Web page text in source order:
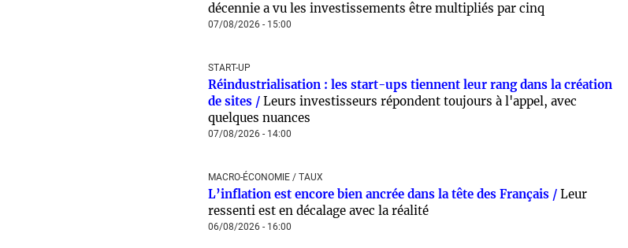
décennie a vu les investissements être multipliés par cinq
07/08/2026 - 15:00
START-UP
Réindustrialisation : les start-ups tiennent leur rang dans la création
de sites / Leurs investisseurs répondent toujours à l'appel, avec
quelques nuances
07/08/2026 - 14:00
MACRO-ÉCONOMIE / TAUX
L’inflation est encore bien ancrée dans la tête des Français / Leur
ressenti est en décalage avec la réalité
06/08/2026 - 16:00